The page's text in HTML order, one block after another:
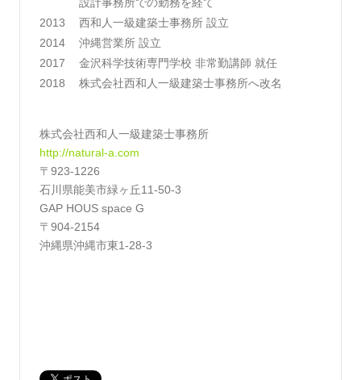
2013
西和人一級建築士事務所 設立
2014
沖縄営業所 設立
2017
金沢科学技術専門学校 非常勤講師 就任
2018
株式会社西和人一級建築士事務所へ改名
株式会社西和人一級建築士事務所
http://natural-a.com
〒923-1226
石川県能美市緑ヶ丘11-50-3
GAP HOUS space G
〒904-2154
沖縄県沖縄市東1-28-3